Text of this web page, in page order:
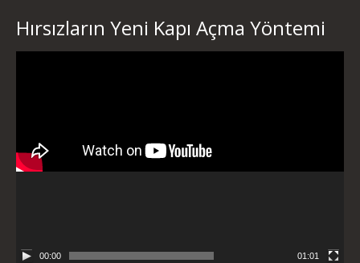
Hırsızların Yeni Kapı Açma Yöntemi
00:00 01:01